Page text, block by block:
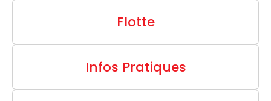
Flotte
Infos Pratiques